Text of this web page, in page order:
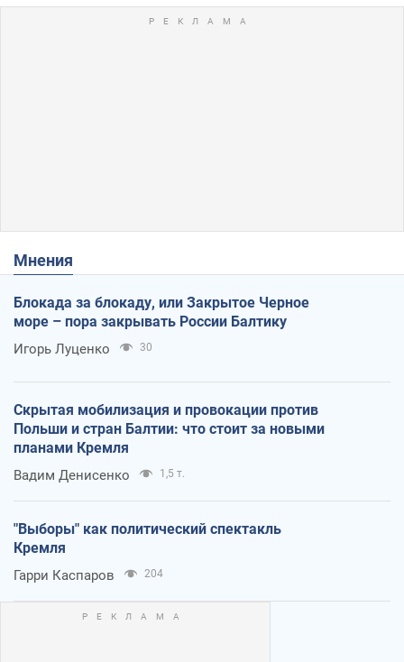
Мнения
Блокада за блокаду, или Закрытое Черное
море – пора закрывать России Балтику
Игорь Луценко 30
Скрытая мобилизация и провокации против
Польши и стран Балтии: что стоит за новыми
планами Кремля
Вадим Денисенко 1,5 т.
"Выборы" как политический спектакль
Кремля
Гарри Каспаров 204